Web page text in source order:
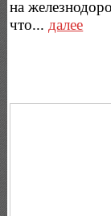
на
что... далее